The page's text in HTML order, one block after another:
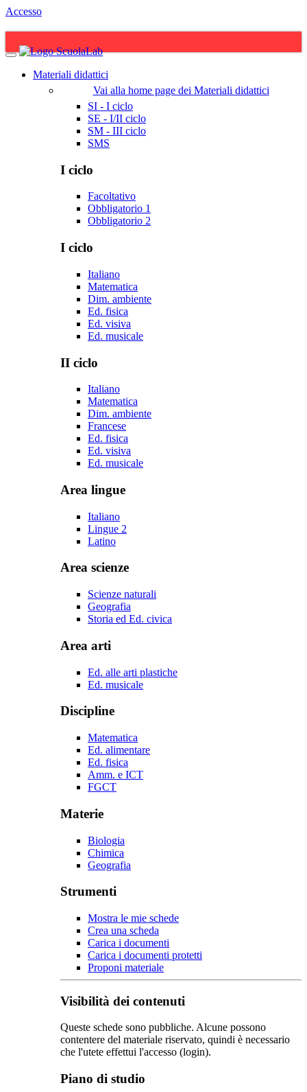
Accesso
Materiali didattici
Vai alla home page dei Materiali didattici
SI - I ciclo
SE - I/II ciclo
SM - III ciclo
SMS
I ciclo
Facoltativo
Obbligatorio 1
Obbligatorio 2
I ciclo
Italiano
Matematica
Dim. ambiente
Ed. fisica
Ed. visiva
Ed. musicale
II ciclo
Italiano
Matematica
Dim. ambiente
Francese
Ed. fisica
Ed. visiva
Ed. musicale
Area lingue
Italiano
Lingue 2
Latino
Area scienze
Scienze naturali
Geografia
Storia ed Ed. civica
Area arti
Ed. alle arti plastiche
Ed. musicale
Discipline
Matematica
Ed. alimentare
Ed. fisica
Amm. e ICT
FGCT
Materie
Biologia
Chimica
Geografia
Strumenti
Mostra le mie schede
Crea una scheda
Carica i documenti
Carica i documenti protetti
Proponi materiale
Visibilità dei contenuti
Queste schede sono pubbliche. Alcune possono
contentere del materiale riservato, quindi è necessario
che l'utete effettui l'accesso (login).
Piano di studio